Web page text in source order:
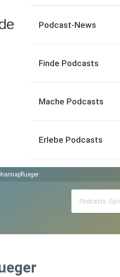
Podcast-News
Finde Podcasts
Mache Podcasts
Erlebe Podcasts